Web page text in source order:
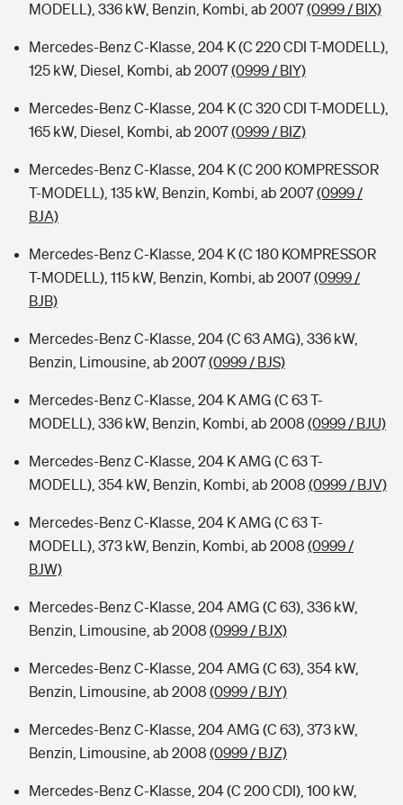
MODELL), 336 kW, Benzin, Kombi, ab 2007(0999 / BIX)
Mercedes-Benz C-Klasse, 204 K (C 220 CDI T-MODELL),
125 kW, Diesel, Kombi, ab 2007(0999 / BIY)
Mercedes-Benz C-Klasse, 204 K (C 320 CDI T-MODELL),
165 kW, Diesel, Kombi, ab 2007(0999 / BIZ)
Mercedes-Benz C-Klasse, 204 K (C 200 KOMPRESSOR
T-MODELL), 135 kW, Benzin, Kombi, ab 2007(0999 /
BJA)
Mercedes-Benz C-Klasse, 204 K (C 180 KOMPRESSOR
T-MODELL), 115 kW, Benzin, Kombi, ab 2007(0999 /
BJB)
Mercedes-Benz C-Klasse, 204 (C 63 AMG), 336 kW,
Benzin, Limousine, ab 2007(0999 / BJS)
Mercedes-Benz C-Klasse, 204 K AMG (C 63 T-
MODELL), 336 kW, Benzin, Kombi, ab 2008 (0999 / BJU)
Mercedes-Benz C-Klasse, 204 K AMG (C 63 T-
MODELL), 354 kW, Benzin, Kombi, ab 2008 (0999 / BJV)
Mercedes-Benz C-Klasse, 204 K AMG (C 63 T-
MODELL), 373 kW, Benzin, Kombi, ab 2008 (0999 /
BJW)
Mercedes-Benz C-Klasse, 204 AMG (C 63), 336 kW,
Benzin, Limousine, ab 2008 (0999 / BJX)
Mercedes-Benz C-Klasse, 204 AMG (C 63), 354 kW,
Benzin, Limousine, ab 2008 (0999 / BJY)
Mercedes-Benz C-Klasse, 204 AMG (C 63), 373 kW,
Benzin, Limousine, ab 2008 (0999 / BJZ)
Mercedes-Benz C-Klasse, 204 (C 200 CDI), 100 kW,